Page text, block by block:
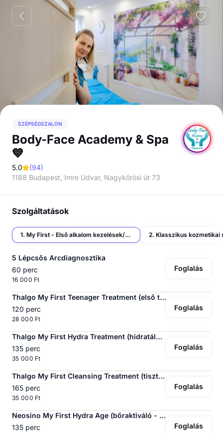
SZÉPSÉGSZALON
Body-Face Academy & Spa
💙
5.0 (94)
1188 Budapest, Imre Udvar, Nagykőrösi út 73
Szolgáltatások
1. My First - Első alkalom kezelések/diagnosztikák
5 Lépcsős Arcdiagnosztika
60 perc
16 000 Ft
Foglalás
Thalgo My First Teenager Treatment (első tini kezelésem)
120 perc
28 000 Ft
Foglalás
Thalgo My First Hydra Treatment (hidratáló kezelés)
135 perc
35 000 Ft
Foglalás
Thalgo My First Cleansing Treatment (tisztító kezelés)
165 perc
35 000 Ft
Foglalás
Neosino My First Hydra Age (bőraktiváló - ráncfeltöltő kezelés)
135 perc
Foglalás